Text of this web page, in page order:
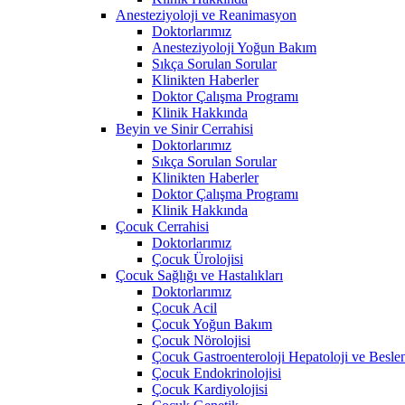
Anesteziyoloji ve Reanimasyon
Doktorlarımız
Anesteziyoloji Yoğun Bakım
Sıkça Sorulan Sorular
Klinikten Haberler
Doktor Çalışma Programı
Klinik Hakkında
Beyin ve Sinir Cerrahisi
Doktorlarımız
Sıkça Sorulan Sorular
Klinikten Haberler
Doktor Çalışma Programı
Klinik Hakkında
Çocuk Cerrahisi
Doktorlarımız
Çocuk Ürolojisi
Çocuk Sağlığı ve Hastalıkları
Doktorlarımız
Çocuk Acil
Çocuk Yoğun Bakım
Çocuk Nörolojisi
Çocuk Gastroenteroloji Hepatoloji ve
Çocuk Endokrinolojisi
Çocuk Kardiyolojisi